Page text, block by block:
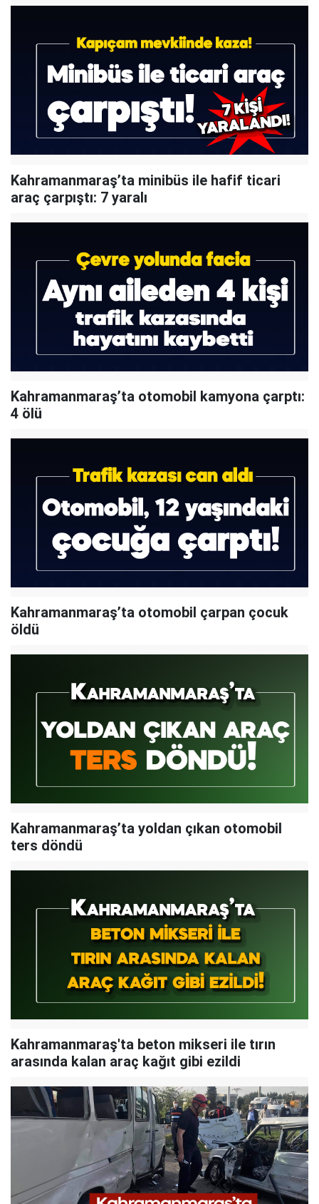
Kahramanmaraş’ta minibüs ile hafif ticari
araç çarpıştı: 7 yaralı
Kahramanmaraş’ta otomobil kamyona çarptı:
4 ölü
Kahramanmaraş’ta otomobil çarpan çocuk
öldü
Kahramanmaraş’ta yoldan çıkan otomobil
ters döndü
Kahramanmaraş'ta beton mikseri ile tırın
arasında kalan araç kağıt gibi ezildi